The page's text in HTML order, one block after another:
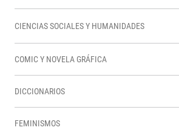
CIENCIAS SOCIALES Y HUMANIDADES
COMIC Y NOVELA GRÁFICA
DICCIONARIOS
FEMINISMOS